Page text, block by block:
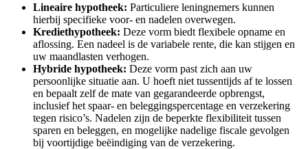
Lineaire hypotheek: Particuliere leningnemers kunnen
hierbij specifieke voor- en nadelen overwegen.
Krediethypotheek: Deze vorm biedt flexibele opname en
aflossing. Een nadeel is de variabele rente, die kan stijgen en
uw maandlasten verhogen.
Hybride hypotheek: Deze vorm past zich aan uw
persoonlijke situatie aan. U hoeft niet tussentijds af te lossen
en bepaalt zelf de mate van gegarandeerde opbrengst,
inclusief het spaar- en beleggingspercentage en verzekering
tegen risico’s. Nadelen zijn de beperkte flexibiliteit tussen
sparen en beleggen, en mogelijke nadelige fiscale gevolgen
bij voortijdige beëindiging van de verzekering.